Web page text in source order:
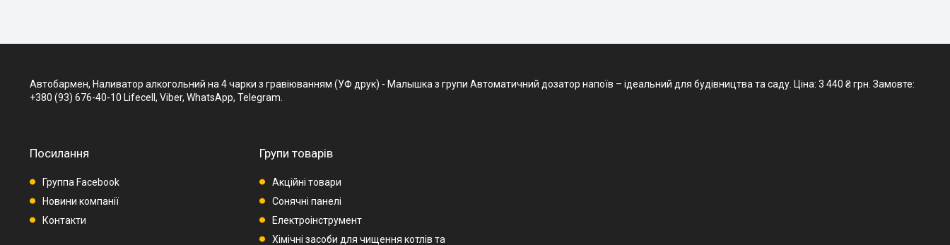
Автобармен, Наливатор алкогольний на 4 чарки з гравіюванням (УФ друк) - Малышка з групи Автоматичний дозатор напоїв – ідеальний для будівництва та саду. Ціна: 3 440 ₴ грн. Замовте:
+380 (93) 676-40-10 Lifecell, Viber, WhatsApp, Telegram.
Посилання
Группа Facebook
Новини компанії
Контакти
Групи товарів
Акційні товари
Сонячні панелі
Електроінструмент
Хімічні засоби для чищення котлів та